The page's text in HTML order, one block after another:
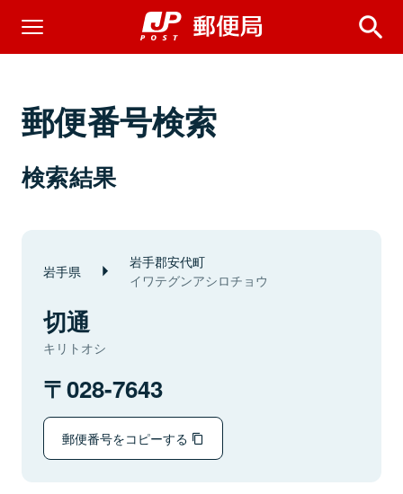
郵便番号検索
検索結果
岩手県 岩手郡安代町
イワテグンアシロチョウ
切通
キリトオシ
028-7643
郵便番号をコピーする